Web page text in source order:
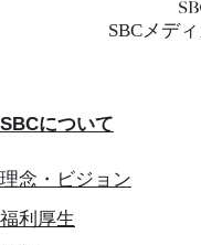
SBCメデ
SBCについて
理念・ビジョン
福利厚生